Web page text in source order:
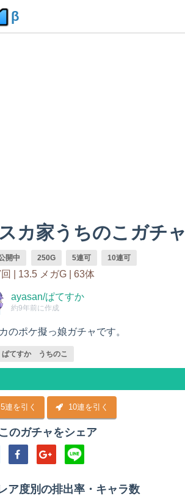
β
カ家うちのこガチャ
開中 250G 5連可 10連可
| 13.5 メガG | 63体
ayasan/ぱてすか
約9年前に作成
のポケ擬っ娘ガチャです。
ぱてすか うちのこ
5連を引く 10連を引く
このガチャをシェア
ア度別の排出率・キャラ数